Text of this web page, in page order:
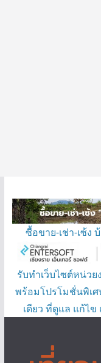
ซื้อขาย-เช่า-เซ้ง
รับทำเว็บไซต์หน่วย
พร้อมโปรโมชั่นพิเศ
เดียว ที่ดูแล แก้ไ